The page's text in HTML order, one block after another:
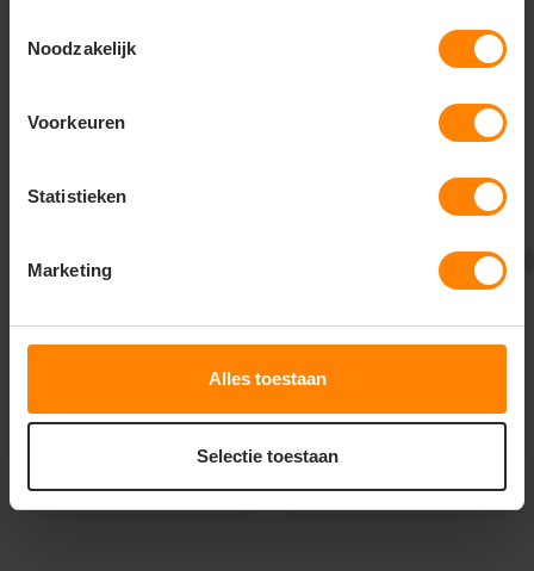
Noodzakelijk
Voorkeuren
Statistieken
Marketing
Alles toestaan
Selectie toestaan
printer surf pro l/s polo
Bedrukking in eigen huis
2813
printer surf stretch
Met of zonder bedrukking
Snelle levering (tot binnen 48u)
2216